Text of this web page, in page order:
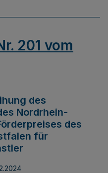
201 vom
des
Nordrhein-
des
für